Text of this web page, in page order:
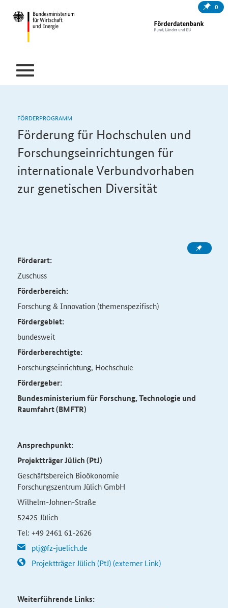
0
FÖRDERPROGRAMM
Förderung für Hochschulen und
Forschungseinrichtungen für
internationale Verbundvorhaben
zur genetischen Diversität
Förderart:
Zuschuss
Förderbereich:
Forschung & Innovation (themenspezifisch)
Fördergebiet:
bundesweit
Förderberechtigte:
Forschungseinrichtung, Hochschule
Fördergeber:
Bundesministerium für Forschung, Technologie und
Raumfahrt (BMFTR)
Ansprechpunkt:
Projektträger Jülich (PtJ)
Geschäftsbereich Bioökonomie
Forschungszentrum Jülich GmbH
Wilhelm-Johnen-Straße
52425 Jülich
Tel: +49 2461 61-2626
ptj@fz-juelich.de
Projektträger Jülich (PtJ) (externer Link)
Weiterführende Links: